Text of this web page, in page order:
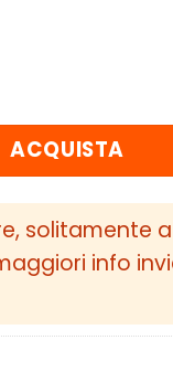
- 2018)
ACQUISTA
solitamente
info